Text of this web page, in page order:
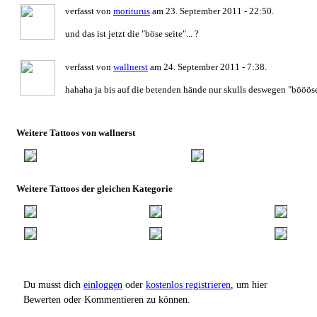
verfasst von moriturus am 23. September 2011 - 22:50.
und das ist jetzt die "böse seite"... ?
verfasst von wallnerst am 24. September 2011 - 7:38.
hahaha ja bis auf die betenden hände nur skulls deswegen
Weitere Tattoos von wallnerst
Weitere Tattoos der gleichen Kategorie
Du musst dich einloggen oder kostenlos registrieren , um hier
Bewerten oder Kommentieren zu können.